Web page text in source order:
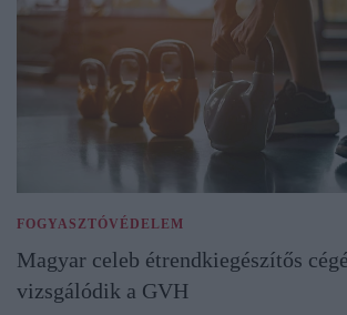
FOGYASZTÓVÉDELEM
Magyar celeb étrendkiegészítős
vizsgálódik a GVH